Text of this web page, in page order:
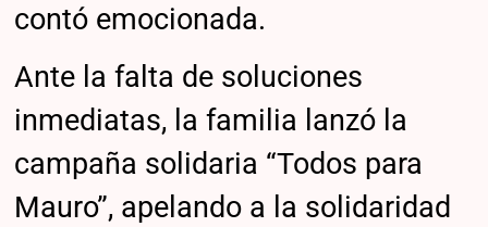
contó emocionada.
Ante la falta de soluciones
inmediatas, la familia lanzó la
campaña solidaria “Todos para
Mauro”, apelando a la solidaridad